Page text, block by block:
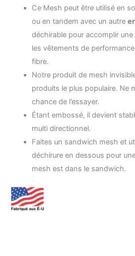
à
Ce Mesh peut être utilisé en
ou en tandem avec un autre
déchirable pour accomplir
les vêtements de
fibre.
Notre produit de mesh
produits le plus populaire. Ne
chance de l’essayer.
Étant embossé, il devient
multi directionnel.
Faites un sandwich mesh et
déchirure en dessous pour
mesh est dans le sandwich.